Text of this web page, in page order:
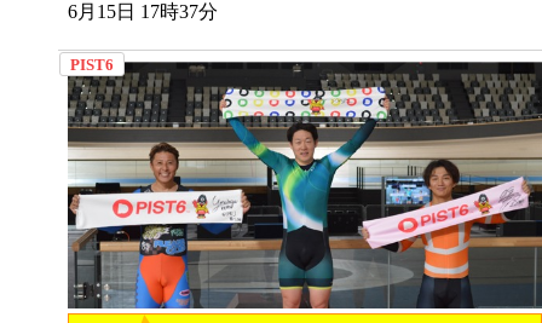
6月15日 17時37分